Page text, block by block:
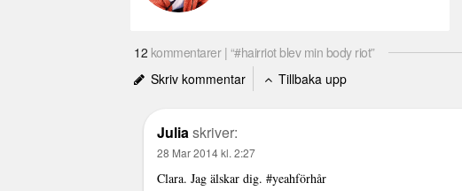
12 kommentarer | “#hairriot blev min body riot”
Skriv kommentar
Tillbaka upp
Juliaskriver:
28 Mar 2014 kl. 2:27
Clara. Jag älskar dig. #yeahförhår